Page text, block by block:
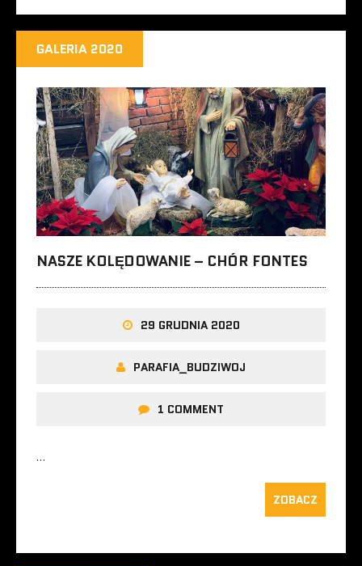
GALERIA 2020
NASZE KOLĘDOWANIE – CHÓR FONTES
29 GRUDNIA 2020
PARAFIA_BUDZIWOJ
1 COMMENT
…
ZOBACZ